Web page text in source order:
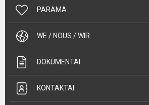
PARAMA
WE / NOUS / WIR
DOKUMENTAI
KONTAKTAI